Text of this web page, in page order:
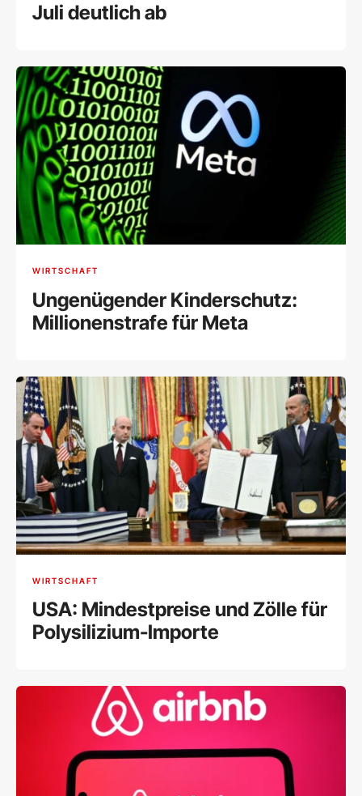
Juli deutlich ab
WIRTSCHAFT
Ungenügender Kinderschutz:
Millionenstrafe für Meta
WIRTSCHAFT
USA: Mindestpreise und Zölle für
Polysilizium-Importe